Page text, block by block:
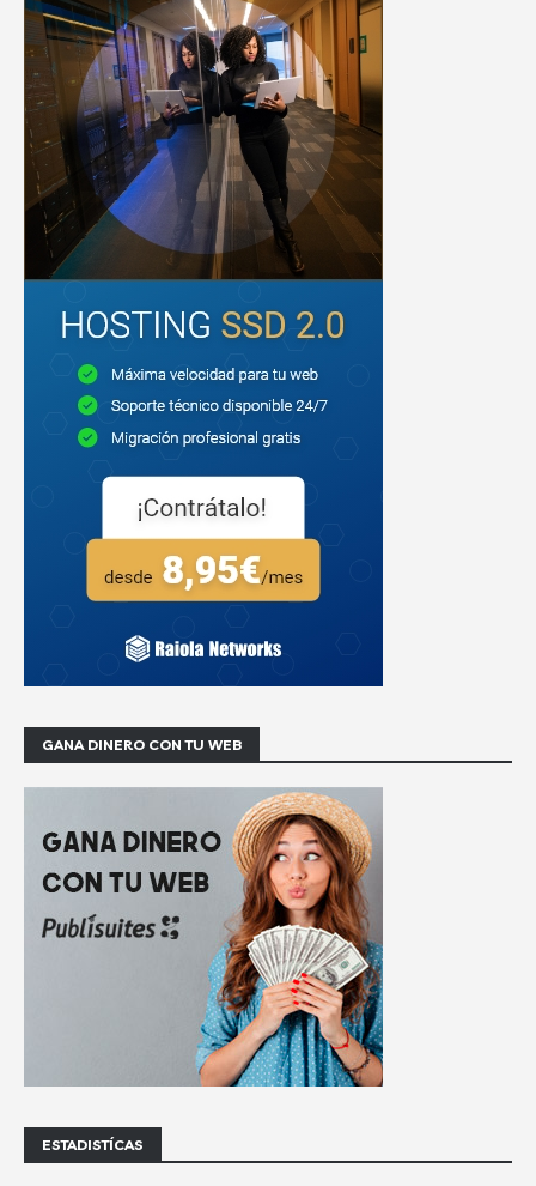
GANA DINERO CON TU WEB
ESTADISTÍCAS